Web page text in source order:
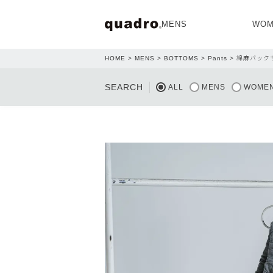
MENS
HOME MENS BOTTOMS Pants 綿麻バック
SEARCH ALL MENS